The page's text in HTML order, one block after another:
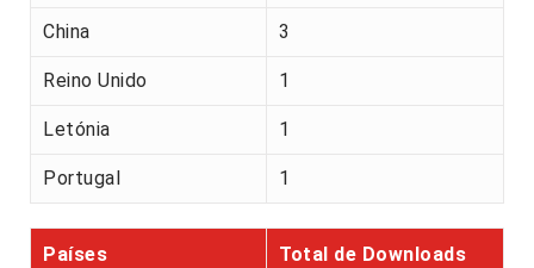
China 3
Reino Unido 1
Letónia 1
Portugal 1
Países Total de Downloads